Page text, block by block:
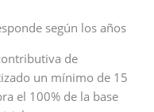
según los años
de
un mínimo de 15
el 100% de la base